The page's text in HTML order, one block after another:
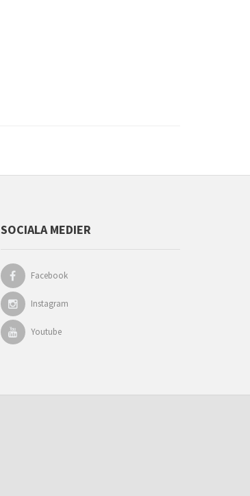
SOCIALA MEDIER
Facebook
Instagram
Youtube